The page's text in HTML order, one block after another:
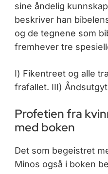
sine åndelig
beskriver han
og de tegnene som
fremhever tre
I) Fikentreet og alle
frafallet. III)
Profetien fra
med boken
Det som begeistret
Minos også i boken